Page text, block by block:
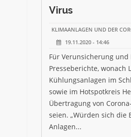
Virus
KLIMAANLAGEN UND DER
19.11.2020 - 14:46
Für Verunsicherung
Presseberichte, wonach
Kühlungsanlagen im
sowie im Hotspotkreis
Übertragung von
seien. „Würden sich
Anlagen...